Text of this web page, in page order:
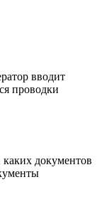
вводит
проводки
документов